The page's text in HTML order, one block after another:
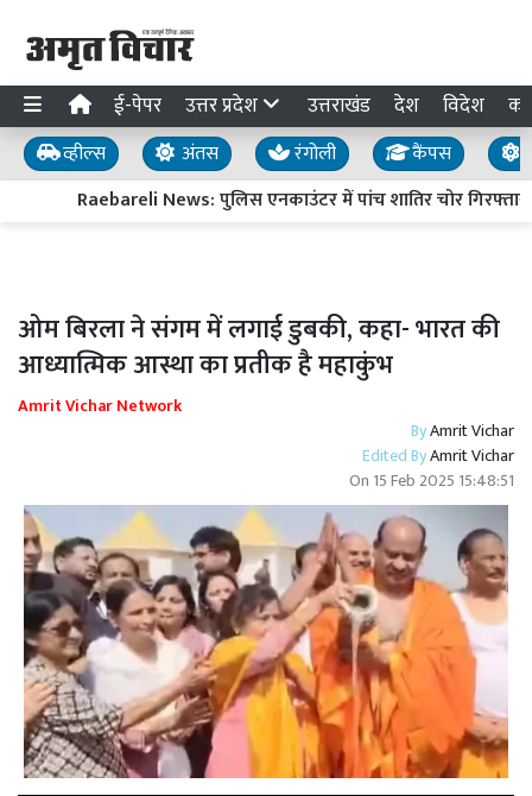
ई-पेपर उत्तर प्रदेश उत्तराखंड देश विदेश
व्हील्स अंतस रंगोली कैंपस
Raebareli News: पुलिस एनकाउंटर में पांच शातिर चोर
ओम बिरला ने संगम में लगाई डुबकी, कहा- भारत की
आध्यात्मिक आस्था का प्रतीक है महाकुंभ
Amrit Vichar Network
ByAmrit Vichar
Edited ByAmrit Vichar
On 15 Feb 2025 15:48:51